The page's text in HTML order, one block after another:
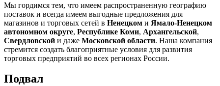
Мы гордимся тем, что имеем распространенную географию
поставок и всегда имеем выгодные предложения для
магазинов и торговых сетей в Ненецком и Ямало-Ненецком
автономном округе, Республике Коми, Архангельской,
Свердловской и даже Московской области. Наша компания
стремится создать благоприятные условия для развития
торговых предприятий во всех регионах России.
Подвал